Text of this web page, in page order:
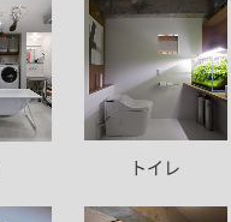
トイレ